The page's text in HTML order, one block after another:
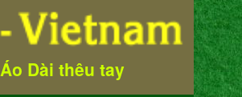
Áo Dài thêu tay